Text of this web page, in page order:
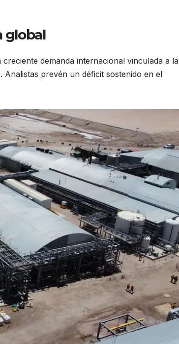
global
demanda internacional vinculada a la
prevén un déficit sostenido en el